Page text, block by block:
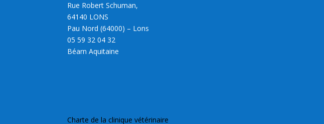
Rue Robert Schuman,
64140 LONS
Pau Nord (64000) – Lons
05 59 32 04 32
Béarn Aquitaine
Charte de la clinique vétérinaire